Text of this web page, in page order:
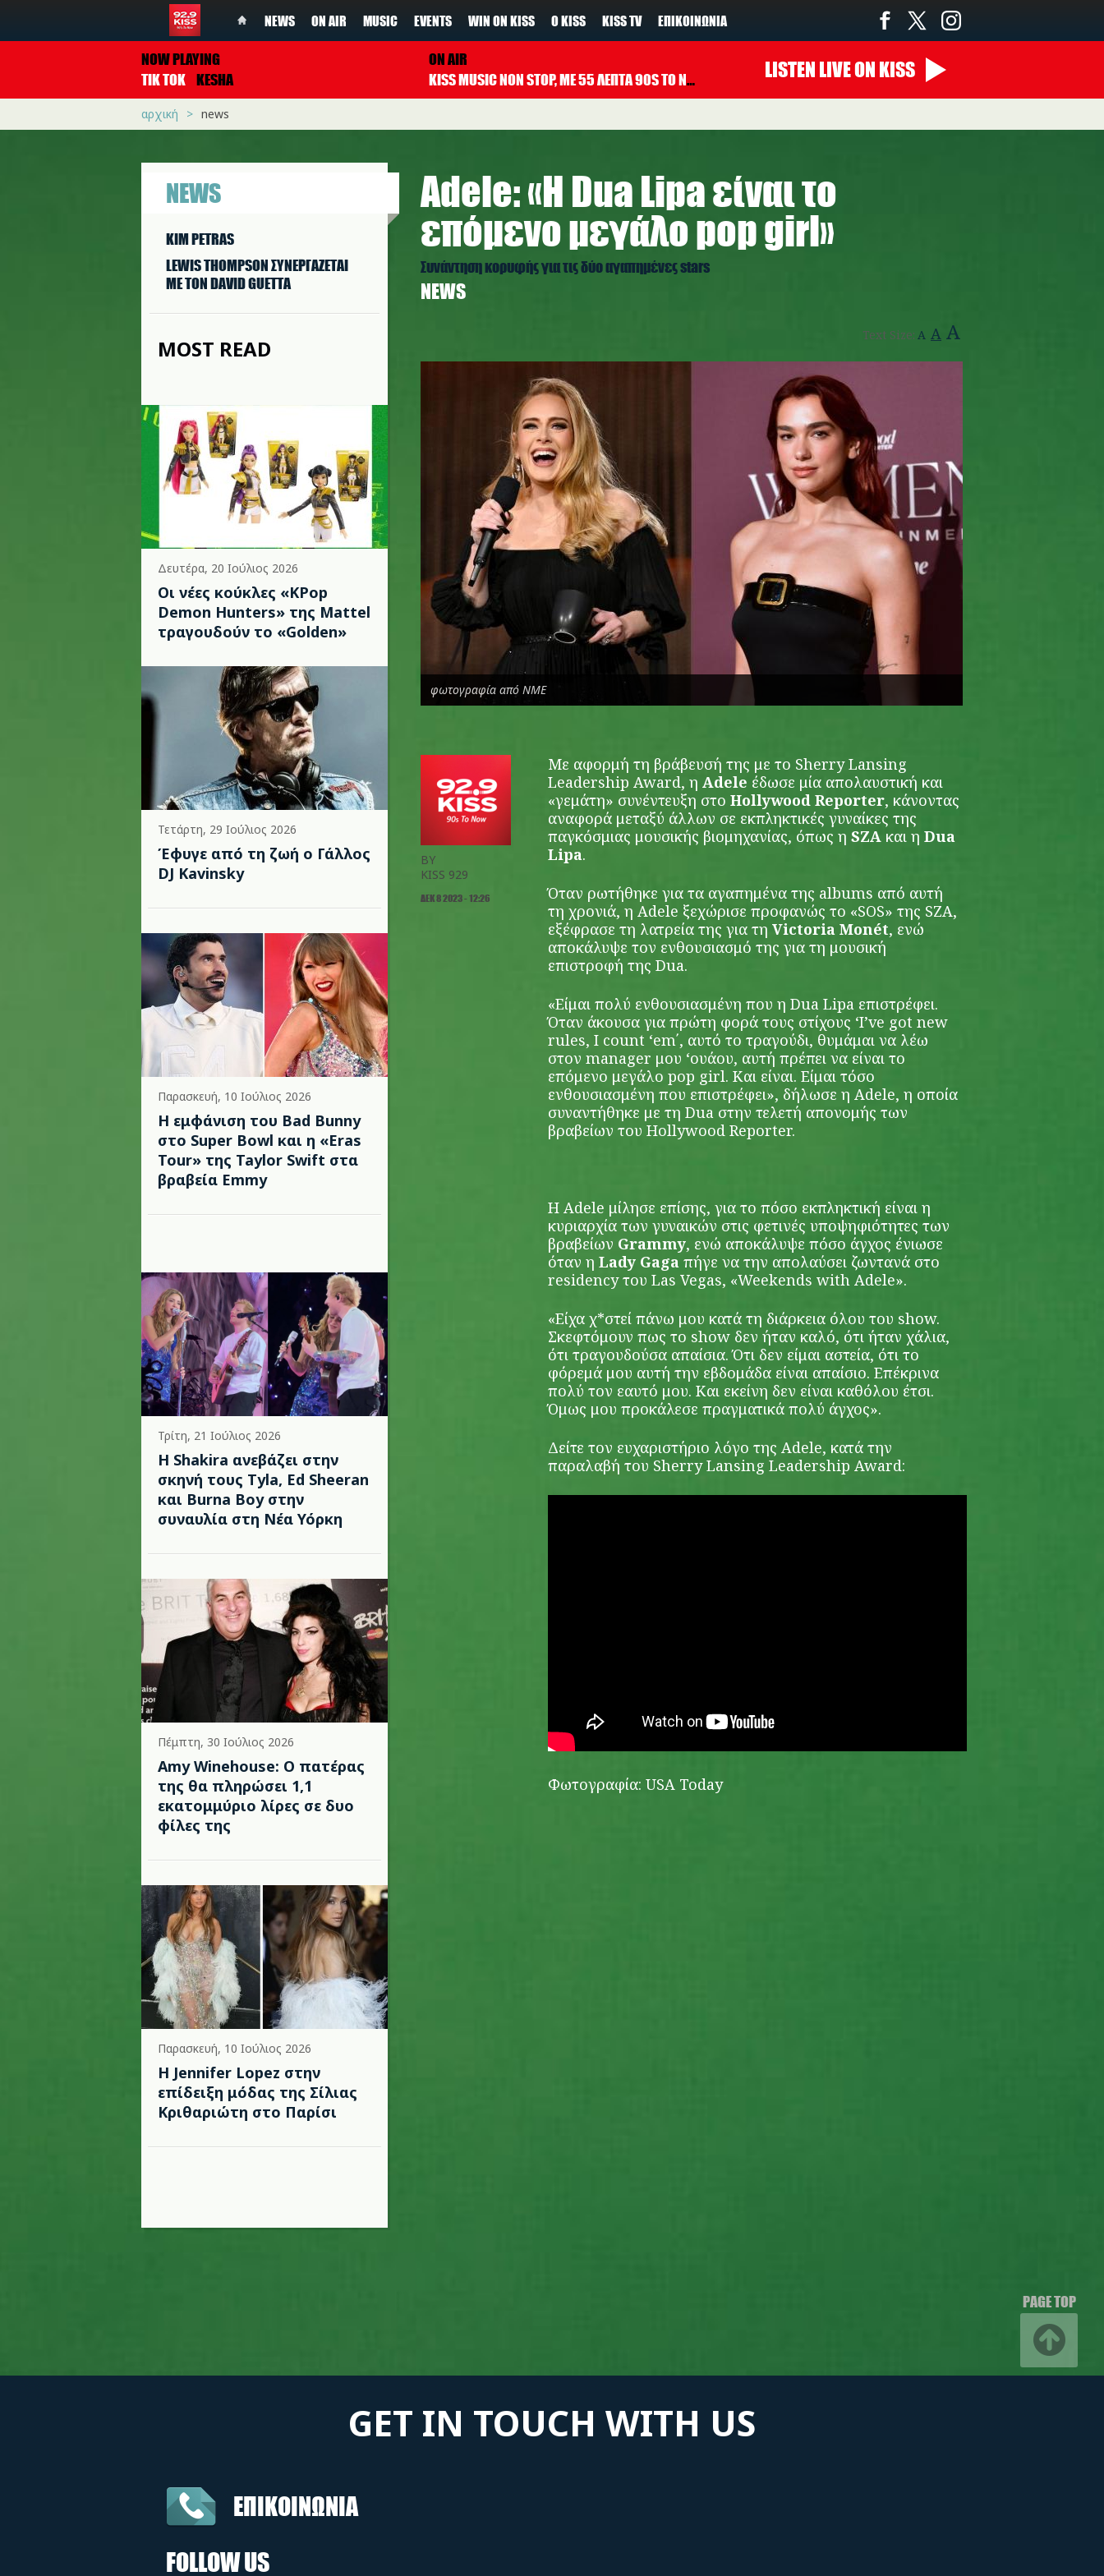
NEWS ON AIR MUSIC EVENTS WIN ON KISS Ο KISS KISS TV ΕΠΙΚΟΙΝΩΝΊΑ
NOW PLAYING
TIK TOK KESHA
ON AIR
KISS MUSIC NON STOP, ΜΕ 55 ΛΕΠΤΑ 90S TO NOW ΚΑΘΕ ΩΡΑ
14:00 - 00:00
LISTEN LIVEON KISS
αρχική news
NEWS
KIM PETRAS
LEWIS THOMPSON ΣΥΝΕΡΓAΖΕΤΑΙ
ΜΕ ΤΟΝ DAVID GUETTA
MOST READ
Δευτέρα, 20 Ιούλιος 2026
Οι νέες κούκλες «KPop
Demon Hunters» της Mattel
τραγουδούν το «Golden»
Τετάρτη, 29 Ιούλιος 2026
Έφυγε από τη ζωή ο Γάλλος
DJ Kavinsky
Παρασκευή, 10 Ιούλιος 2026
Η εμφάνιση του Bad Bunny
στο Super Bowl και η «Eras
Tour» της Taylor Swift στα
βραβεία Emmy
Τρίτη, 21 Ιούλιος 2026
Η Shakira ανεβάζει στην
σκηνή τους Tyla, Ed Sheeran
και Burna Boy στην
συναυλία στη Νέα Υόρκη
Πέμπτη, 30 Ιούλιος 2026
Amy Winehouse: Ο πατέρας
της θα πληρώσει 1,1
εκατομμύριο λίρες σε δυο
φίλες της
Παρασκευή, 10 Ιούλιος 2026
Η Jennifer Lopez στην
επίδειξη μόδας της Σίλιας
Κριθαριώτη στο Παρίσι
Adele: «Η Dua Lipa είναι το
επόμενο μεγάλο pop girl»
Συνάντηση κορυφής για τις δύο αγαπημένες stars
NEWS
Text Size: A A A
a.jpg
φωτογραφία από NME
BY
KISS 929
ΔΕΚ 8 2023 - 12:26
Με αφορμή τη βράβευσή της με το Sherry Lansing
Leadership Award, η Adele έδωσε μία απολαυστική και
«γεμάτη» συνέντευξη στο Hollywood Reporter, κάνοντας
αναφορά μεταξύ άλλων σε εκπληκτικές γυναίκες της
παγκόσμιας μουσικής βιομηχανίας, όπως η SZA και η Dua
Lipa.
Όταν ρωτήθηκε για τα αγαπημένα της albums από αυτή
τη χρονιά, η Adele ξεχώρισε προφανώς το «SOS» της SZA,
εξέφρασε τη λατρεία της για τη Victoria Monét, ενώ
αποκάλυψε τον ενθουσιασμό της για τη μουσική
επιστροφή της Dua.
«Είμαι πολύ ενθουσιασμένη που η Dua Lipa επιστρέφει.
Όταν άκουσα για πρώτη φορά τους στίχους ‘I’ve got new
rules, I count ‘em΄, αυτό το τραγούδι, θυμάμαι να λέω
στον manager μου ‘ουάου, αυτή πρέπει να είναι το
επόμενο μεγάλο pop girl. Και είναι. Είμαι τόσο
ενθουσιασμένη που επιστρέφει», δήλωσε η Adele, η οποία
συναντήθηκε με τη Dua στην τελετή απονομής των
βραβείων του Hollywood Reporter.
Η Adele μίλησε επίσης, για το πόσο εκπληκτική είναι η
κυριαρχία των γυναικών στις φετινές υποψηφιότητες των
βραβείων Grammy, ενώ αποκάλυψε πόσο άγχος ένιωσε
όταν η Lady Gaga πήγε να την απολαύσει ζωντανά στο
residency του Las Vegas, «Weekends with Adele».
«Είχα χ*στεί πάνω μου κατά τη διάρκεια όλου του show.
Σκεφτόμουν πως το show δεν ήταν καλό, ότι ήταν χάλια,
ότι τραγουδούσα απαίσια. Ότι δεν είμαι αστεία, ότι το
φόρεμά μου αυτή την εβδομάδα είναι απαίσιο. Επέκρινα
πολύ τον εαυτό μου. Και εκείνη δεν είναι καθόλου έτσι.
Όμως μου προκάλεσε πραγματικά πολύ άγχος».
Δείτε τον ευχαριστήριο λόγο της Adele, κατά την
παραλαβή του Sherry Lansing Leadership Award:
Φωτογραφία: USA Today
PAGE TOP
GET IN TOUCH WITH US
ΕΠΙΚΟΙΝΩΝΙΑ
FOLLOW US